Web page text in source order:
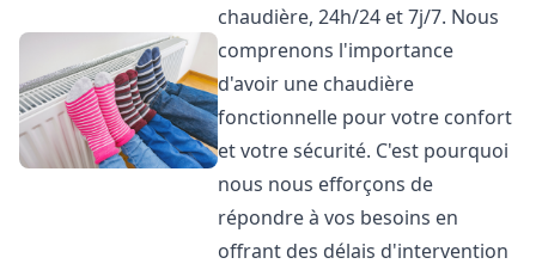
chaudière, 24h/24 et 7j/7. Nous
comprenons l'importance
d'avoir une chaudière
fonctionnelle pour votre confort
et votre sécurité. C'est pourquoi
nous nous efforçons de
répondre à vos besoins en
offrant des délais d'intervention